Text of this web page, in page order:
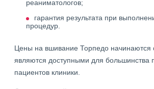
реаниматологов;
гарантия результата при
процедур.
Цены на вшивание Торпедо начинаются
являются доступными для большинства
пациентов клиники.